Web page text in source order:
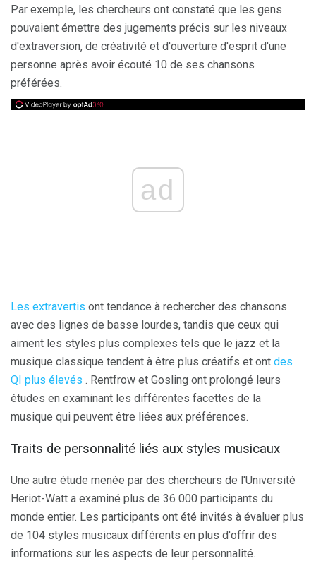
Par exemple, les chercheurs ont constaté que les gens
pouvaient émettre des jugements précis sur les niveaux
d'extraversion, de créativité et d'ouverture d'esprit d'une
personne après avoir écouté 10 de ses chansons
préférées.
ad
Les extravertis ont tendance à rechercher des chansons
avec des lignes de basse lourdes, tandis que ceux qui
aiment les styles plus complexes tels que le jazz et la
musique classique tendent à être plus créatifs et ont des
QI plus élevés . Rentfrow et Gosling ont prolongé leurs
études en examinant les différentes facettes de la
musique qui peuvent être liées aux préférences.
Traits de personnalité liés aux styles musicaux
Une autre étude menée par des chercheurs de l'Université
Heriot-Watt a examiné plus de 36 000 participants du
monde entier. Les participants ont été invités à évaluer plus
de 104 styles musicaux différents en plus d'offrir des
informations sur les aspects de leur personnalité.